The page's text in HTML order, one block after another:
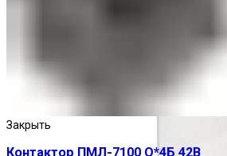
Закрыть
Контактор ПМЛ-7100 О*4Б 42В